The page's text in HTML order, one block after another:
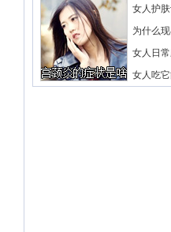
女人护
为什么
女人日
女人吃